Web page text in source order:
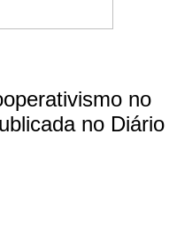
no
no Diário